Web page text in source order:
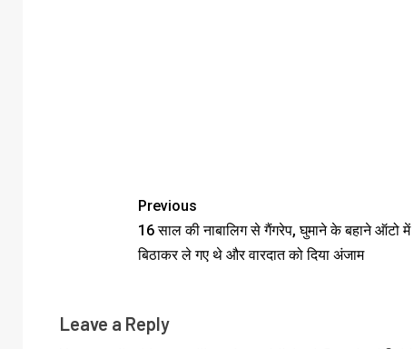
Previous
16 साल की नाबालिग से गैंगरेप, घुमाने के बहाने ऑटो में
बिठाकर ले गए थे और वारदात को दिया अंजाम
Leave a Reply